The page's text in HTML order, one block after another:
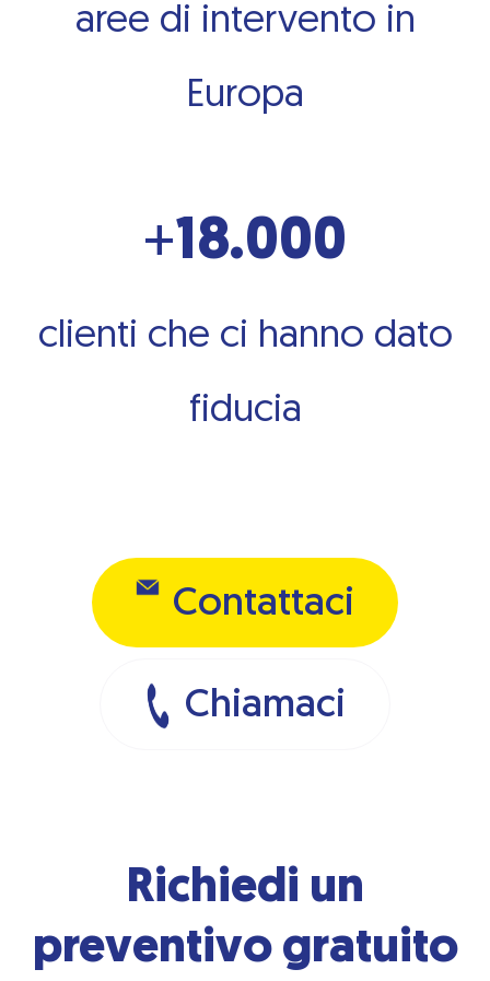
aree di intervento in
Europa
+18.000
clienti che ci hanno dato
fiducia
Contattaci
Chiamaci
Richiedi un
preventivo gratuito